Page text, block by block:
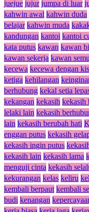
juejue jujur jumpa di luar
kahwin awal kahwin duda
belajar kahwin muda
kandungan kantoi kantoi
kata putus kawan kawan
kawan sekerja kawan
kecewa kecewa dengan
ketiga kehilangan
berhubung kekal setia
kekangan kekasih kekasih
lelaki lain kekasih
lain kekasih berubah hati
enggan putus kekasih
kekasih ingin putus
kekasih lain kekasih lama
menguji cinta kekasih
kekurangan kelas keliru
kembali berpaut kembali
budi kenangan